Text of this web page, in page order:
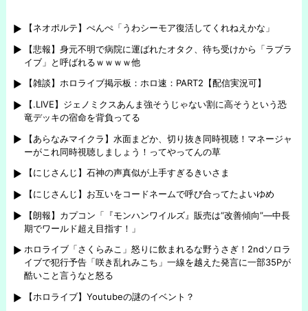
【ネオポルテ】ぺんぺ「うわシーモア復活してくれねえかな」
【悲報】身元不明で病院に運ばれたオタク、待ち受けから「ラブラ
イブ」と呼ばれるｗｗｗｗ他
【雑談】ホロライブ掲示板：ホロ速：PART2【配信実況可】
【.LIVE】ジェノミクスあんま強そうじゃない割に高そうという恐
竜デッキの宿命を背負ってる
【あらなみマイクラ】水面まどか、切り抜き同時視聴！マネージャ
ーがこれ同時視聴しましょう！ってやってんの草
【にじさんじ】石神の声真似が上手すぎるきいさま
【にじさんじ】お互いをコードネームで呼び合ってたよいゆめ
【朗報】カプコン「『モンハンワイルズ』販売は“改善傾向”―中長
期でワールド超え目指す！」
ホロライブ「さくらみこ」怒りに飲まれるな野うさぎ！2ndソロラ
イブで犯行予告「咲き乱れみこち」一線を越えた発言に一部35Pが
酷いこと言うなと怒る
【ホロライブ】Youtubeの謎のイベント？